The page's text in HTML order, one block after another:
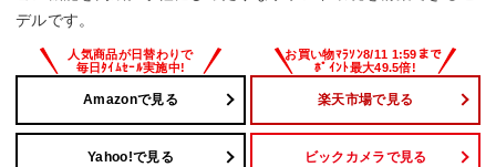
デルです。
Amazonで見る 楽天市場で見る
Yahoo!で見る ビックカメラで見る